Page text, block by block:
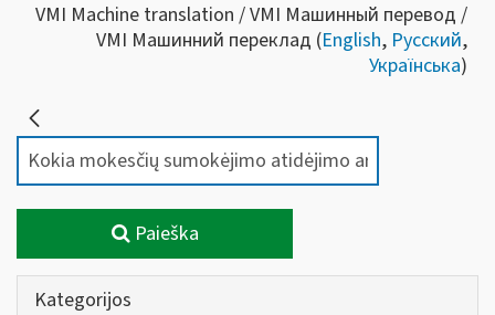
VMI Machine translation / VMI Машинный перевод /
VMI Машинний переклад (English, Русский,
Українська)
Paieška
Kategorijos